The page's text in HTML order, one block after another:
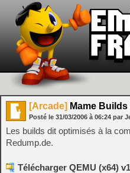
[Arcade] Mame
Posté le 31/03/2006 à 06:24 par
Les builds dit optimisés à la
Redump.de.
Télécharger QEMU (x64)